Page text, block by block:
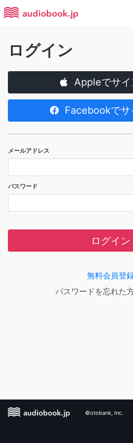
ログイン
Appleでサイ
Facebookでサ
メールアドレス
パスワード
ログイン
無料会員登
パスワードを忘れた
©otobank, Inc.